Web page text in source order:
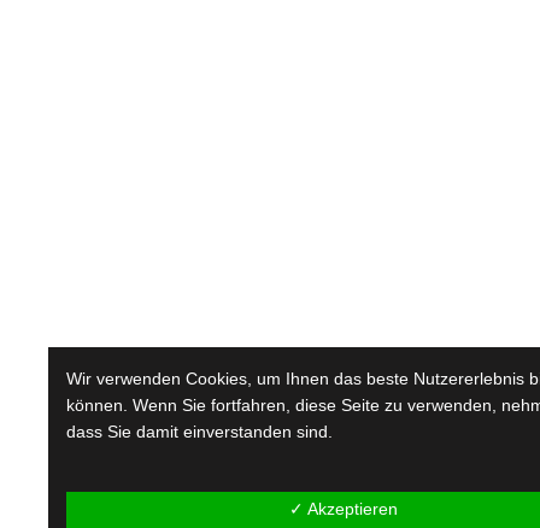
Wir verwenden Cookies, um Ihnen das beste Nutzererlebnis
können. Wenn Sie fortfahren, diese Seite zu verwenden,
dass Sie damit einverstanden sind.
✓ Akzeptieren